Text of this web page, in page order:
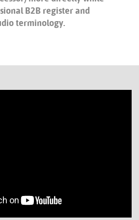
B2B register and
terminology.